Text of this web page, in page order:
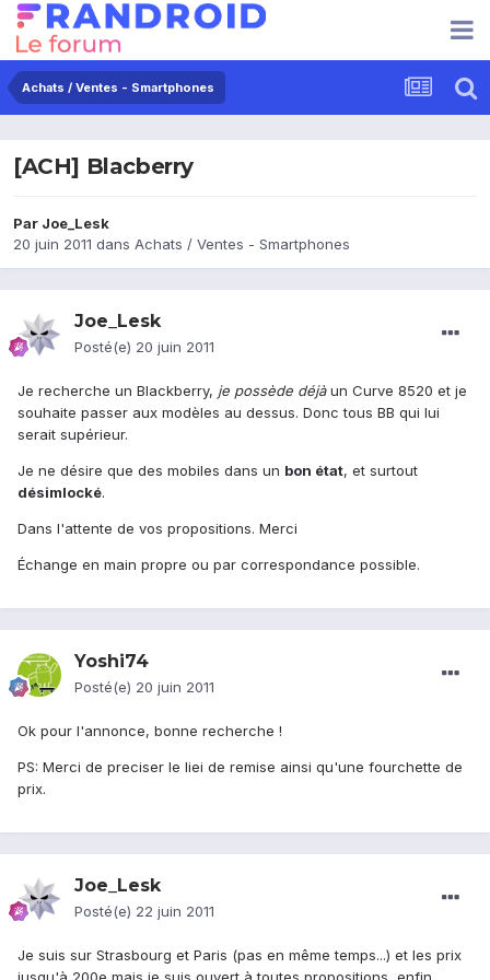
Achats / Ventes - Smartphones
[ACH] Blacberry
Par Joe_Lesk
20 juin 2011 dans Achats / Ventes - Smartphones
Joe_Lesk
Posté(e) 20 juin 2011
Je recherche un Blackberry, je possède déjàun Curve 8520 et je
souhaite passer aux modèles au dessus. Donc tous BB qui lui
serait supérieur.
Je ne désire que des mobiles dans un bon état, et surtout
désimlocké.
Dans l'attente de vos propositions. Merci
Échange en main propre ou par correspondance possible.
Yoshi74
Posté(e) 20 juin 2011
Ok pour l'annonce, bonne recherche !
PS: Merci de preciser le liei de remise ainsi qu'une fourchette de
prix.
Joe_Lesk
Posté(e) 22 juin 2011
Je suis sur Strasbourg et Paris (pas en même temps...) et les prix